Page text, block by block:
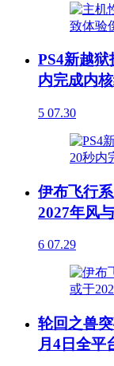
PS4新越
内完成内
5 07.30
伊布飞行
2027年风
6 07.29
轮回之兽
月4日全平